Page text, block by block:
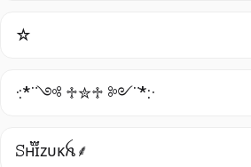
☆
·:*¨༺ ♱✮♱ ༻¨*:·
ꕶʜ֟፝ɪᴢᴜᴋꫝㅤ⸙